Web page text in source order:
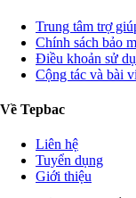
Trung tâm trợ
Chính sách bảo
Điều khoản sử
Cộng tác và bài
Về Tepbac
Liên hệ
Tuyển dụng
Giới thiệu